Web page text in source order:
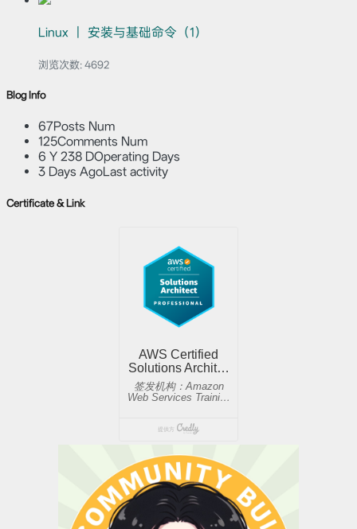
Linux ｜ 安装与基础命令（1）
浏览次数: 4692
Blog Info
67Posts Num
125Comments Num
6 Y 238 DOperating Days
3 Days AgoLast activity
Certificate & Link